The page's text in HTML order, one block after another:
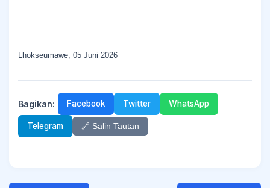
Lhokseumawe, 05 Juni 2026
Bagikan: Facebook Twitter WhatsApp
Telegram 🔗 Salin Tautan